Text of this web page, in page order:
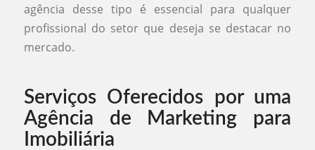
agência desse tipo é essencial para qualquer
profissional do setor que deseja se destacar no
mercado.
Serviços Oferecidos por uma
Agência de Marketing para
Imobiliária